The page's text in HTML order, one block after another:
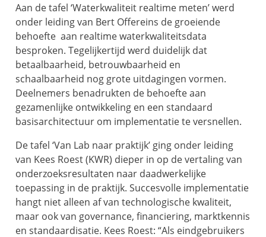
Aan de tafel ‘Waterkwaliteit realtime meten’ werd
onder leiding van Bert Offereins de groeiende
behoefte aan realtime waterkwaliteitsdata
besproken. Tegelijkertijd werd duidelijk dat
betaalbaarheid, betrouwbaarheid en
schaalbaarheid nog grote uitdagingen vormen.
Deelnemers benadrukten de behoefte aan
gezamenlijke ontwikkeling en een standaard
basisarchitectuur om implementatie te versnellen.
De tafel ‘Van Lab naar praktijk’ ging onder leiding
van Kees Roest (KWR) dieper in op de vertaling van
onderzoeksresultaten naar daadwerkelijke
toepassing in de praktijk. Succesvolle implementatie
hangt niet alleen af van technologische kwaliteit,
maar ook van governance, financiering, marktkennis
en standaardisatie. Kees Roest: “Als eindgebruikers